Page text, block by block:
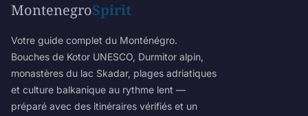
MontenegroSpirit
Votre guide complet du Monténégro.
Bouches de Kotor UNESCO, Durmitor alpin,
monastères du lac Skadar, plages adriatiques
et culture balkanique au rythme lent —
préparé avec des itinéraires vérifiés et un